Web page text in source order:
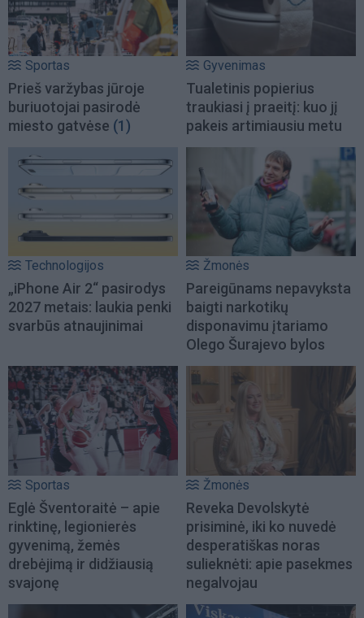
Sportas
Prieš varžybas jūroje
buriuotojai pasirodė
miesto gatvėse (1)
Gyvenimas
Tualetinis popierius
traukiasi į praeitį: kuo jį
pakeis artimiausiu metu
Technologijos
„iPhone Air 2“ pasirodys
2027 metais: laukia penki
svarbūs atnaujinimai
Žmonės
Pareigūnams nepavyksta
baigti narkotikų
disponavimu įtariamo
Olego Šurajevo bylos
Sportas
Eglė Šventoraitė – apie
rinktinę, legionierės
gyvenimą, žemės
drebėjimą ir didžiausią
svajonę
Žmonės
Reveka Devolskytė
prisiminė, iki ko nuvedė
desperatiškas noras
sulieknėti: apie pasekmes
negalvojau